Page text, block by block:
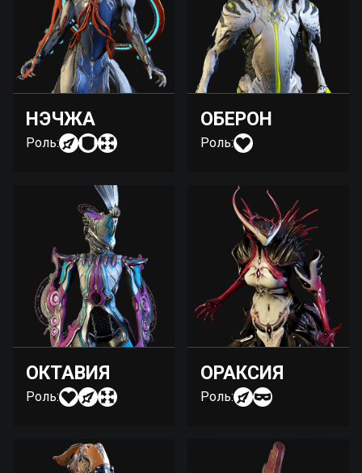
НЭЧЖА
Роль:
ОБЕРОН
Роль:
ОКТАВИЯ
Роль:
ОРАКСИЯ
Роль: